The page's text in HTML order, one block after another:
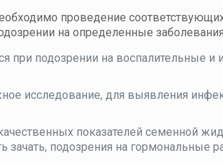
проведение
на определенные
при подозрении на воспалительные
исследование, для выявления
показателей семенной
подозрения на гормональные